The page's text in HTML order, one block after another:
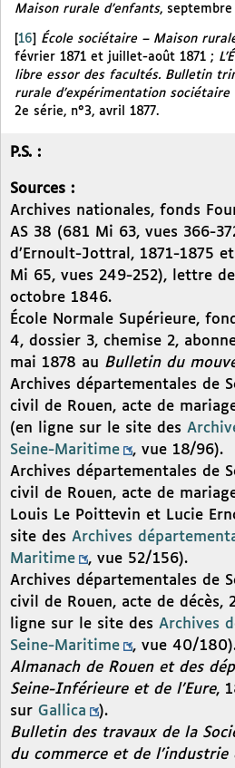
Maison rurale d’enfants, septembre
16 École sociétaire – Maison
février 1871 et juillet-août 1871 ;
libre essor des facultés. Bulletin
rurale d’expérimentation sociétaire
2e série, n°3, avril 1877.
P.S. :
Sources :
Archives nationales, fonds
AS 38 (681 Mi 63, vues 366-
d’Ernoult-Jottral, 1871-1875
Mi 65, vues 249-252), lettre
octobre 1846.
École Normale Supérieure,
4, dossier 3, chemise 2,
mai 1878 au Bulletin du
Archives départementales de
civil de Rouen, acte de
(en ligne sur le site des
Seine-Maritime
, vue 18/96).
Archives départementales de
civil de Rouen, acte de
Louis Le Poittevin et Lucie
site des Archives
Maritime
, vue 52/156).
Archives départementales de
civil de Rouen, acte de décès,
ligne sur le site des Archives
Seine-Maritime
, vue 40/
Almanach de Rouen et des
Seine-Inférieure et de l’Eure,
sur Gallica
).
Bulletin des travaux de la
du commerce et de